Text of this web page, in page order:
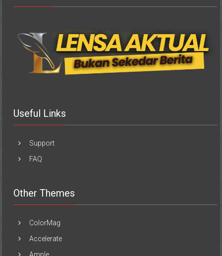
Useful Links
Support
FAQ
Other Themes
ColorMag
Accelerate